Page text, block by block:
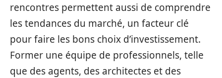
rencontres permettent aussi de comprendre
les tendances du marché, un facteur clé
pour faire les bons choix d’investissement.
Former une équipe de professionnels, telle
que des agents, des architectes et des